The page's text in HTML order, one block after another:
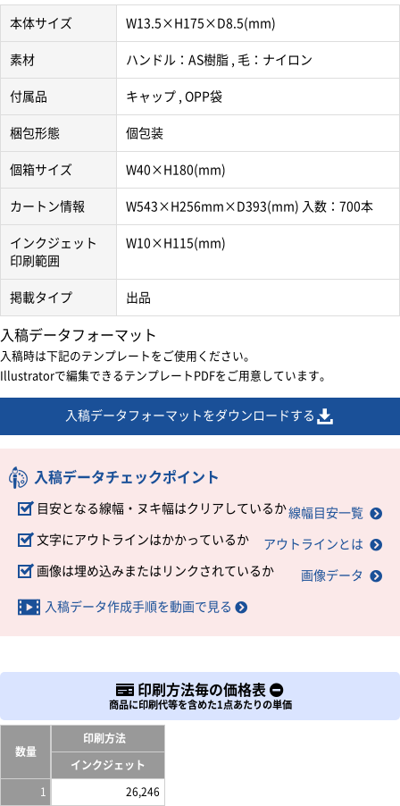
本体サイズ W13.5×H175×D8.5(mm)
素材 ハンドル：AS樹脂 , 毛：ナイロン
付属品 キャップ , OPP袋
梱包形態 個包装
個箱サイズ W40×H180(mm)
カートン情報 W543×H256mm×D393(mm) 入数：700本
インクジェット
印刷範囲
W10×H115(mm)
掲載タイプ 出品
入稿データフォーマット
入稿時は下記のテンプレートをご使用ください。
Illustratorで編集できるテンプレートPDFをご用意しています。
入稿データフォーマットをダウンロードする
入稿データチェックポイント
目安となる線幅・ヌキ幅はクリアしているか線幅目安一覧
文字にアウトラインはかかっているか アウトラインとは
画像は埋め込みまたはリンクされているか 画像データ
入稿データ作成手順を動画で見る
印刷方法毎の価格表
商品に印刷代等を含めた1点あたりの単価
数量
印刷方法
インクジェット
1 26,246